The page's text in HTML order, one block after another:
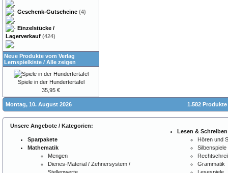
Geschenk-Gutscheine (4)
Einzelstücke /
Lagerverkauf (424)
Neue Produkte vom Verlag
Lernspielkiste / Alle zeigen
Spiele in der Hundertertafel
35,95 €
Montag, 10. August 2026 1.582
Unsere Angebote / Kategorien:
Sparpakete
Mathematik
Mengen
Dienes-Material / Zehnersystem /
Lesen & Schreiben
Hören und
Silbenspiele
Grammatik